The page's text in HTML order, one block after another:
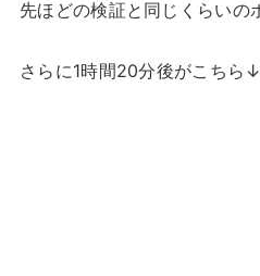
先ほどの検証と同じくらいの
さらに1時間20分後がこち